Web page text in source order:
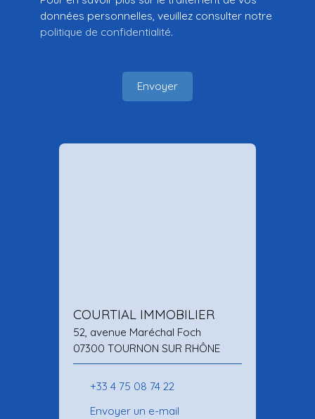
données personnelles, veuillez consulter notre
politique de confidentialité.
Envoyer
COURTIAL IMMOBILIER
52, avenue Maréchal Foch
07300 TOURNON SUR RHÔNE
+33 4 75 08 74 22
Envoyer un e-mail